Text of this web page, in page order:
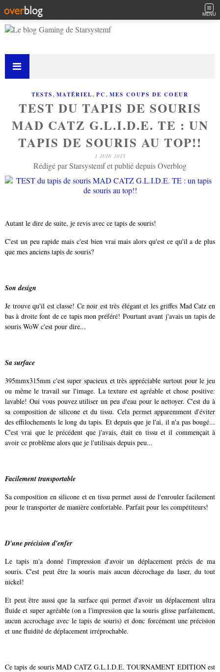
MENU
TESTS, MATÉRIEL, PC, MES COUPS DE COEUR
TEST DU TAPIS DE SOURIS
MAD CATZ G.L.I.D.E. TE : UN
TAPIS DE SOURIS AU TOP!!
1 JUIN 2015
Rédigé par Starsystemf et publié depuis Overblog
Autant le dire de suite, je revis avec ce tapis de souris!
C'est un peu rapide mais c'est bien vrai mais alors qu'est ce qu'il a de plus
que mes anciens tapis de souris?
Son design
Je trouve qu'il est classe! Ce noir est très élégant et les griffes Mad Catz en
bas à droite font de ce tapis mon préféré! Pourtant avant j'avais un tapis de
souris WoW c'est pour dire...
Sa surface
395mmx315mm c'est super spacieux et très appréciable surtout pour le jeu
ou même le travail sur l'image. La texture est agréable et chose positive:
lavable! Oui vous pouvez utiliser un peu d'eau pour le nettoyer. C'est du à
sa composition de silicone et du tissu. Cela permet apparemment d'éviter
des effilochements le long du tapis. Et depuis que je l'ai, il n'a pas bougé...
C'est vrai que le précédent que j'avais, était en tissu et il commençait à
avoir ce problème alors que je l'utilisais depuis peu...
Facilement transportable
Sa composition en silicone et en tissu permet aussi de l'enrouler facilement
pour le transporter de manière confortable. Parfait pour les compétiteurs!
D'une précision d'enfer
Le tapis m'a donné l'impression d'avoir un déplacement précis de ma
souris. C'est peut être la souris mais aucun décrochage du laser, du tout
nickel!
Et peut être aussi que la surface qui permet d'avoir un déplacement ultra
fluide et super agréable (on a l'impression que la souris glisse parfaitement,
aucun accrochage avec le tapis de souris) et donc forcément une précision
et une fluidité de déplacement irréprochable.
Ce tapis de souris MAD CATZ G.L.I.D.E. TOURNAMENT EDITION est